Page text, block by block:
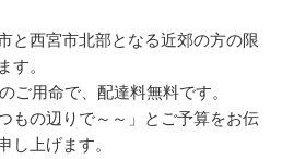
と西宮市北部となる近郊の方の限
す。
ご用命で、配達料無料です。
もの辺りで～～」とご予算をお伝
し上げます。